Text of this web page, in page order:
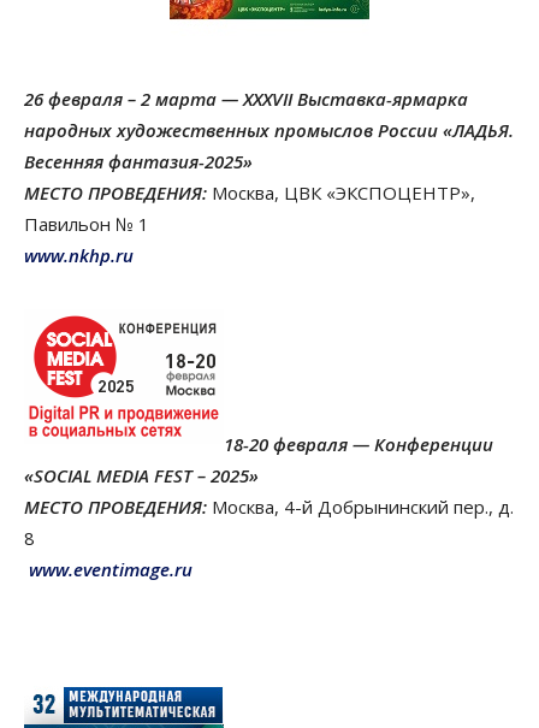
26 февраля – 2 марта — XXХVII Выставка-ярмарка
народных художественных промыслов России «ЛАДЬЯ.
Весенняя фантазия-2025»
МЕСТО ПРОВЕДЕНИЯ: Москва, ЦВК «ЭКСПОЦЕНТР»,
Павильон № 1
www.nkhp.ru
18-20 февраля — Конференции
«SOCIAL MEDIA FEST – 2025»
МЕСТО ПРОВЕДЕНИЯ: Москва, 4-й Добрынинский пер., д.
8
www.eventimage.ru